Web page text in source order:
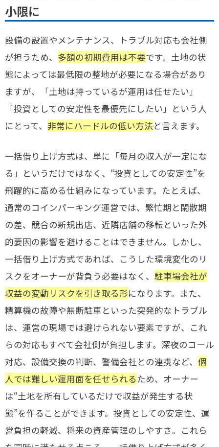
小限に
設備の設置やメンテナンス、トラブル対応も会社側
が担うため、 多額の初期費用は不要です。土地の状
態によっては最低限の整地が必要になる場合があり
ますが、「土地は持っているが運用は任せたい」
「投資としての安定性を最優先にしたい」という人
にとって、 非常にハードルの低い方法と言えます。
一括借り上げ方式は、単に「毎月の収入が一定にな
る」というだけではなく、“投資としての安定性”を
飛躍的に高める仕組みになっています。たとえば、
通常のコインパーキング運営では、繁忙期と閑散期
の差、競合の新規出店、近隣店舗の移転といった外
的要因の影響を避けることはできません。しかし、
一括借り上げ方式であれば、こうした環境変化のリ
スクをオーナーが背負う必要はなく、 駐車場会社が
収益の変動リスクを引き取る形になります。また、
精算機の故障や無断駐車といった突発的なトラブル
は、運営の現場では避けられない要素ですが、これ
らの対応もすべて会社側が負担します。深夜のコール
対応、設備交換の判断、警備会社との連携など、 個
人では難しい運用面を任せられる ため、オーナー
は“土地を所有しているだけで収益が発生する状
態”を作ることができます。投資としての安定性、運
営負担の軽減、将来の資産管理のしやすさ。これら